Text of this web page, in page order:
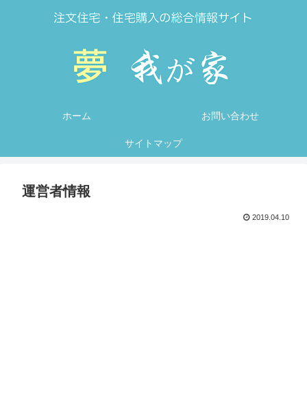
ホーム お問い合わせ
サイトマップ
運営者情報
2019.04.10